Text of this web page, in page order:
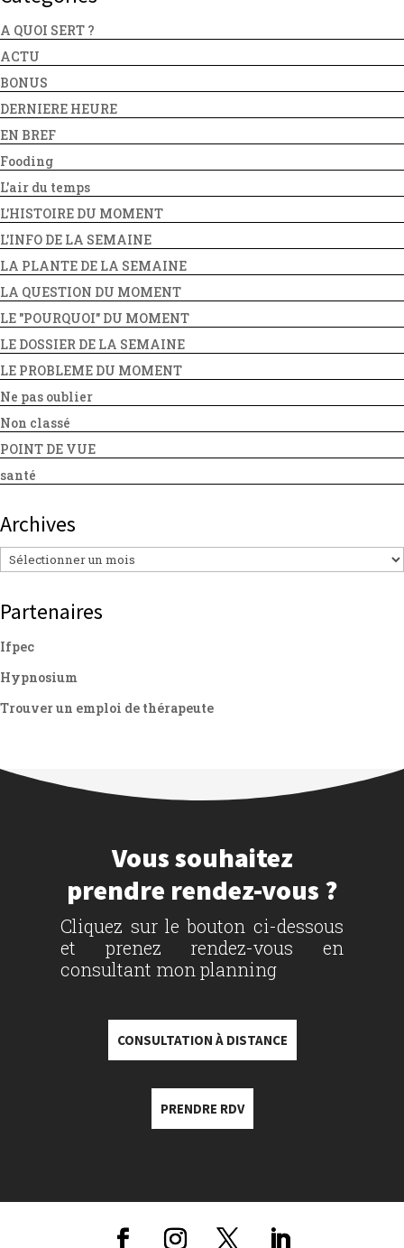
A QUOI SERT ?
ACTU
BONUS
DERNIERE HEURE
EN BREF
Fooding
L'air du temps
L'HISTOIRE DU MOMENT
L'INFO DE LA SEMAINE
LA PLANTE DE LA SEMAINE
LA QUESTION DU MOMENT
LE "POURQUOI" DU MOMENT
LE DOSSIER DE LA SEMAINE
LE PROBLEME DU MOMENT
Ne pas oublier
Non classé
POINT DE VUE
santé
Archives
Archives
Partenaires
Ifpec
Hypnosium
Trouver un emploi de thérapeute
Vous souhaitez
prendre rendez-vous ?
Cliquez sur le bouton ci-dessous
et prenez rendez-vous en
consultant mon planning
CONSULTATION À DISTANCE
PRENDRE RDV